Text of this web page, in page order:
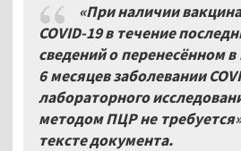
«При наличии
СОVID-19 в течение
сведений о перенесённом
6 месяцев заболевании
лабораторного
методом ПЦР не
тексте документа.